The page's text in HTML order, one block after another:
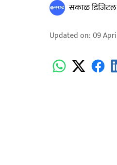
सकाळ डिजिटल
Updated on:09